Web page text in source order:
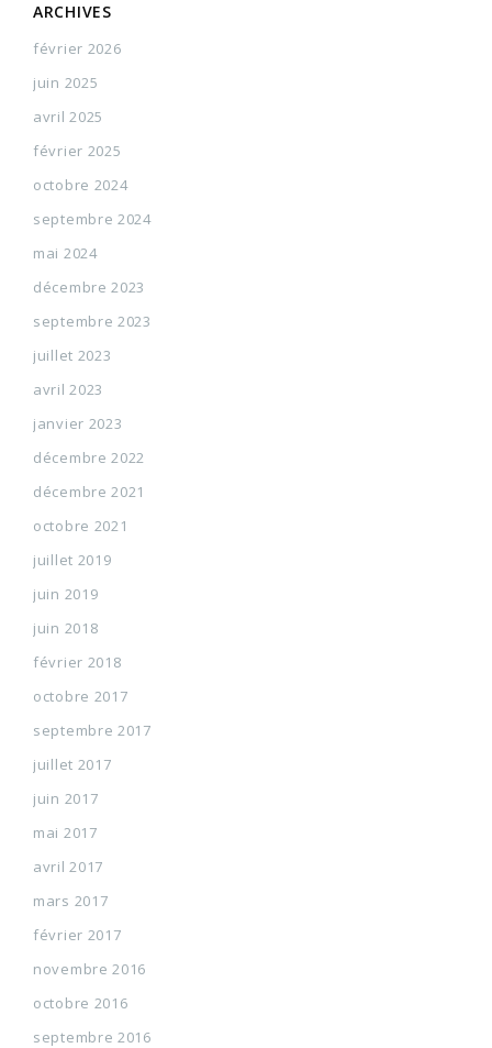
ARCHIVES
février 2026
juin 2025
avril 2025
février 2025
octobre 2024
septembre 2024
mai 2024
décembre 2023
septembre 2023
juillet 2023
avril 2023
janvier 2023
décembre 2022
décembre 2021
octobre 2021
juillet 2019
juin 2019
juin 2018
février 2018
octobre 2017
septembre 2017
juillet 2017
juin 2017
mai 2017
avril 2017
mars 2017
février 2017
novembre 2016
octobre 2016
septembre 2016